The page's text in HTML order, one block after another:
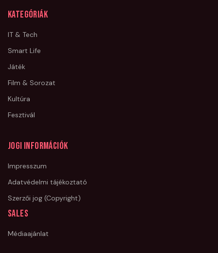
Kategóriák
IT & Tech
Smart Life
Játék
Film & Sorozat
Kultúra
Fesztivál
Jogi információk
Impresszum
Adatvédelmi tájékoztató
Szerzői jog (Copyright)
Sales
Médiaajánlat